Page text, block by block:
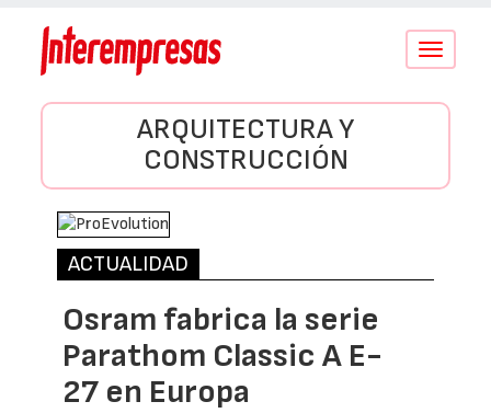
Conmutar
ARQUITECTURA Y
CONSTRUCCIÓN
ACTUALIDAD
Osram fabrica la serie
Parathom Classic A E-
27 en Europa